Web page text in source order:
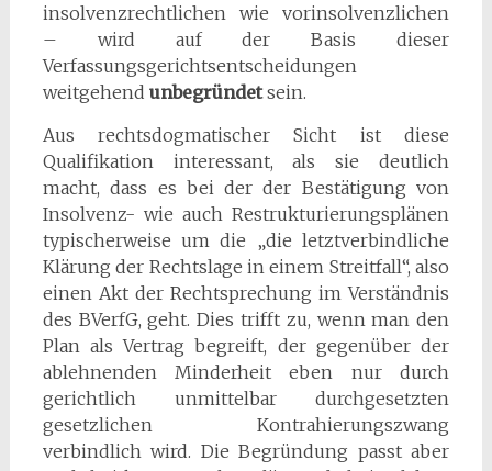
insolvenzrechtlichen wie vorinsolvenzlichen
– wird auf der Basis dieser
Verfassungsgerichtsentscheidungen
weitgehend unbegründetsein.
Aus rechtsdogmatischer Sicht ist diese
Qualifikation interessant, als sie deutlich
macht, dass es bei der der Bestätigung von
Insolvenz- wie auch Restrukturierungsplänen
typischerweise um die „die letztverbindliche
Klärung der Rechtslage in einem Streitfall“, also
einen Akt der Rechtsprechung im Verständnis
des BVerfG, geht. Dies trifft zu, wenn man den
Plan als Vertrag begreift, der gegenüber der
ablehnenden Minderheit eben nur durch
gerichtlich unmittelbar durchgesetzten
gesetzlichen Kontrahierungszwang
verbindlich wird. Die Begründung passt aber